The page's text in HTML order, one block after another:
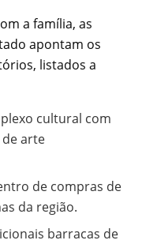
a família, as
apontam os
listados a
cultural com
arte
de compras de
da região.
barracas de